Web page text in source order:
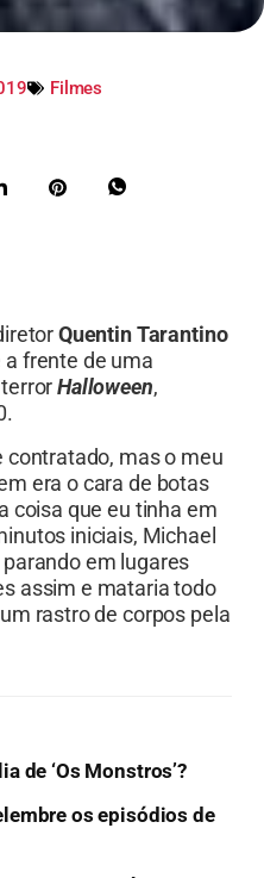
Filmes
Quentin Tarantino
frente de uma
terrorHalloween,
contratado, mas o meu
era o cara de botas
coisa que eu tinha em
iniciais, Michael
em lugares
assim e mataria todo
rastro de corpos pela
de ‘Os Monstros’?
os episódios de